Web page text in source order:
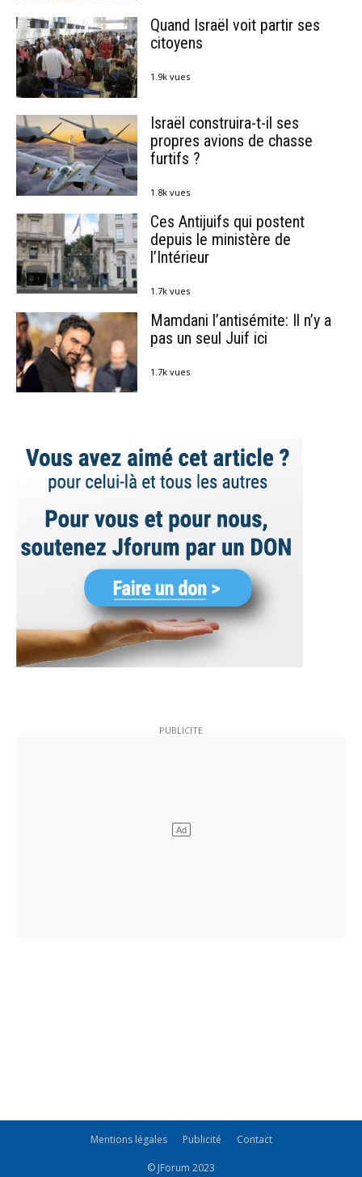
Quand Israël voit partir ses
citoyens
1.9k vues
Israël construira-t-il ses
propres avions de chasse
furtifs ?
1.8k vues
Ces Antijuifs qui postent
depuis le ministère de
l’Intérieur
1.7k vues
Mamdani l’antisémite: Il n’y a
pas un seul Juif ici
1.7k vues
Mentions légales Publicité Contact
© JForum 2023